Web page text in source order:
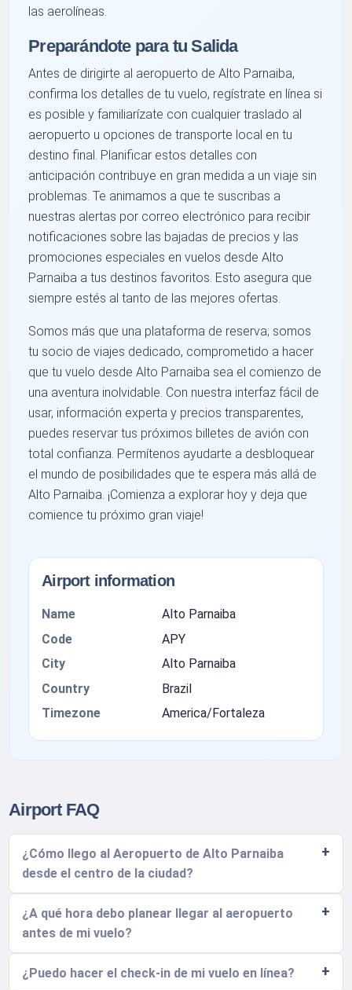
las aerolíneas.
Preparándote para tu Salida
Antes de dirigirte al aeropuerto de Alto Parnaiba,
confirma los detalles de tu vuelo, regístrate en línea si
es posible y familiarízate con cualquier traslado al
aeropuerto u opciones de transporte local en tu
destino final. Planificar estos detalles con
anticipación contribuye en gran medida a un viaje sin
problemas. Te animamos a que te suscribas a
nuestras alertas por correo electrónico para recibir
notificaciones sobre las bajadas de precios y las
promociones especiales en vuelos desde Alto
Parnaiba a tus destinos favoritos. Esto asegura que
siempre estés al tanto de las mejores ofertas.
Somos más que una plataforma de reserva; somos
tu socio de viajes dedicado, comprometido a hacer
que tu vuelo desde Alto Parnaiba sea el comienzo de
una aventura inolvidable. Con nuestra interfaz fácil de
usar, información experta y precios transparentes,
puedes reservar tus próximos billetes de avión con
total confianza. Permítenos ayudarte a desbloquear
el mundo de posibilidades que te espera más allá de
Alto Parnaiba. ¡Comienza a explorar hoy y deja que
comience tu próximo gran viaje!
Airport information
Name
Alto Parnaiba
Code
APY
City
Alto Parnaiba
Country
Brazil
Timezone
America/Fortaleza
Airport FAQ
¿Cómo llego al Aeropuerto de Alto Parnaiba
desde el centro de la ciudad?
¿A qué hora debo planear llegar al aeropuerto
antes de mi vuelo?
¿Puedo hacer el check-in de mi vuelo en línea?